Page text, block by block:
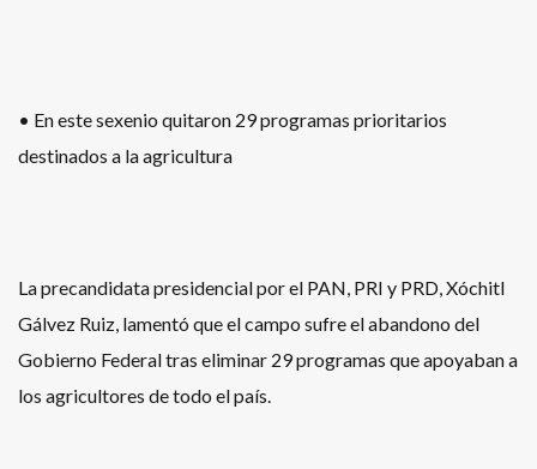
• En este sexenio quitaron 29 programas prioritarios
destinados a la agricultura
La precandidata presidencial por el PAN, PRI y PRD, Xóchitl
Gálvez Ruiz, lamentó que el campo sufre el abandono del
Gobierno Federal tras eliminar 29 programas que apoyaban a
los agricultores de todo el país.